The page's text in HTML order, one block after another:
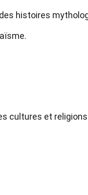
histoires
cultures et